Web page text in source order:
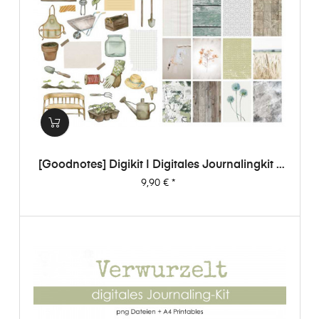
[Goodnotes] Digikit | Digitales Journalingkit -
Verwurzelt
Preis
9,90 €*